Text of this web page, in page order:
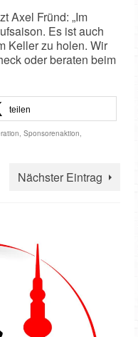
Axel Fründ: „Im
Es ist auch
Keller zu holen. Wir
oder beraten beim
teilen
Sponsorenaktion
Nächster Eintrag